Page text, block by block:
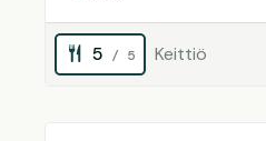
5 / 5 Keittiö